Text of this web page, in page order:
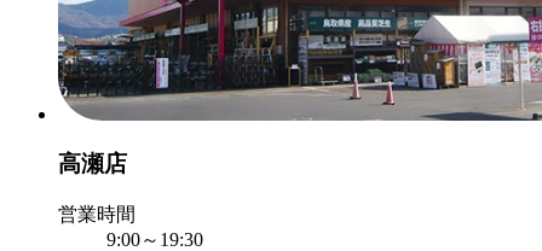
高瀬店
営業時間
9:00～19:30